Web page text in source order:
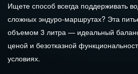
Ищете способ всегда поддерживать
сложных эндуро-маршрутах? Эта
объемом 3 литра — идеальный
ценой и безотказной
условиях.